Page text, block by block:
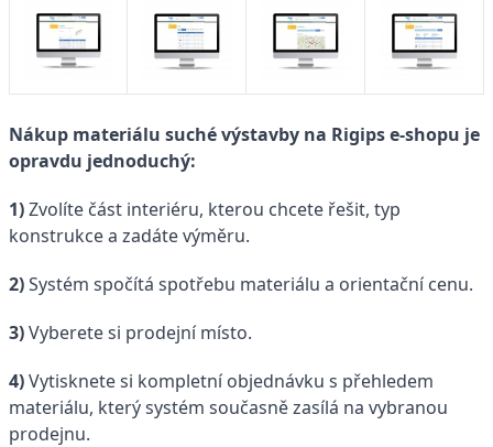
Nákup materiálu suché výstavby na Rigips e-shopu je
opravdu jednoduchý:
1)Zvolíte část interiéru, kterou chcete řešit, typ
konstrukce a zadáte výměru.
2)Systém spočítá spotřebu materiálu a orientační cenu.
3)Vyberete si prodejní místo.
4)Vytisknete si kompletní objednávku s přehledem
materiálu, který systém současně zasílá na vybranou
prodejnu.